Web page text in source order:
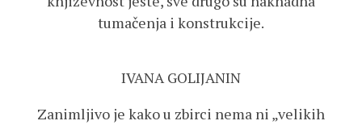
tumačenja i konstrukcije.
IVANA GOLIJANIN
Zanimljivo je kako u zbirci nema ni „velikih